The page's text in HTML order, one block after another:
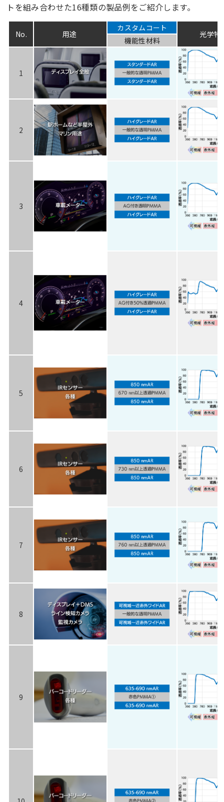
トを組み合わせた16種類の製品例をご紹介します。
No. 用途
カスタムコート
光学特
機能性材料
1
2
3
4
5
6
7
8
9